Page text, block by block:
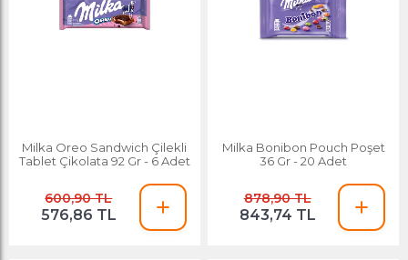
Milka Oreo Sandwich Çilekli
Tablet Çikolata 92 Gr - 6 Adet
600,90 TL
576,86 TL
Milka Bonibon Pouch Poşet
36 Gr - 20 Adet
878,90 TL
843,74 TL